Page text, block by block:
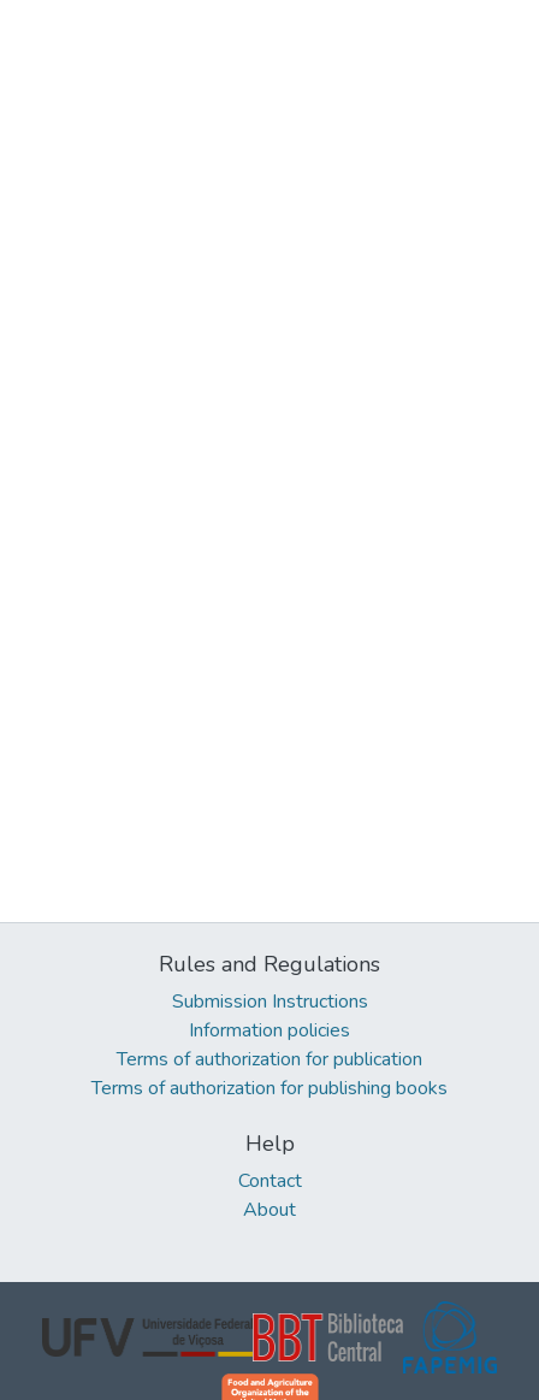
Rules and Regulations
Submission Instructions
Information policies
Terms of authorization for publication
Terms of authorization for publishing books
Help
Contact
About